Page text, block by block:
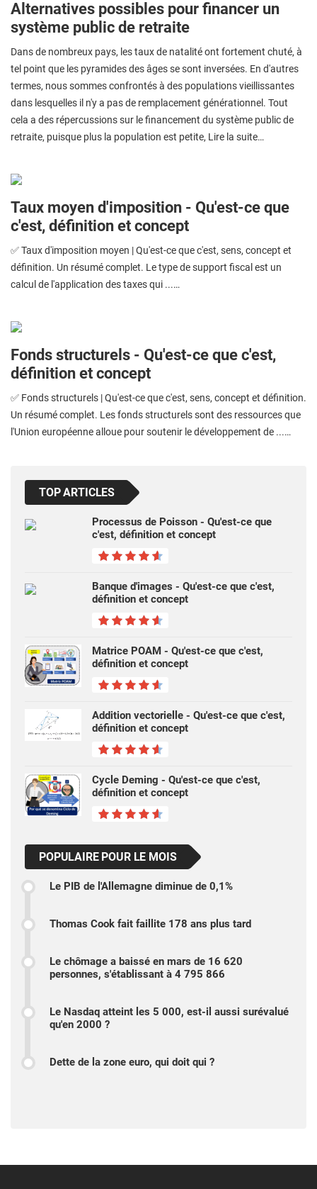
Alternatives possibles pour financer un
système public de retraite
Dans de nombreux pays, les taux de natalité ont fortement chuté, à
tel point que les pyramides des âges se sont inversées. En d'autres
termes, nous sommes confrontés à des populations vieillissantes
dans lesquelles il n'y a pas de remplacement générationnel. Tout
cela a des répercussions sur le financement du système public de
retraite, puisque plus la population est petite, Lire la suite…
Taux moyen d'imposition - Qu'est-ce que
c'est, définition et concept
✅ Taux d'imposition moyen | Qu'est-ce que c'est, sens, concept et
définition. Un résumé complet. Le type de support fiscal est un
calcul de l'application des taxes qui ...…
Fonds structurels - Qu'est-ce que c'est,
définition et concept
✅ Fonds structurels | Qu'est-ce que c'est, sens, concept et définition.
Un résumé complet. Les fonds structurels sont des ressources que
l'Union européenne alloue pour soutenir le développement de ...…
TOP ARTICLES
Processus de Poisson - Qu'est-ce que
c'est, définition et concept
Banque d'images - Qu'est-ce que c'est,
définition et concept
Matrice POAM - Qu'est-ce que c'est,
définition et concept
Addition vectorielle - Qu'est-ce que c'est,
définition et concept
Cycle Deming - Qu'est-ce que c'est,
définition et concept
POPULAIRE POUR LE MOIS
Le PIB de l'Allemagne diminue de 0,1%
Thomas Cook fait faillite 178 ans plus tard
Le chômage a baissé en mars de 16 620
personnes, s'établissant à 4 795 866
Le Nasdaq atteint les 5 000, est-il aussi surévalué
qu'en 2000 ?
Dette de la zone euro, qui doit qui ?